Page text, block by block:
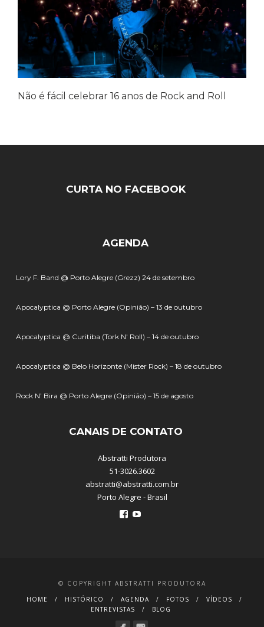
Não é fácil celebrar 16 anos de Rock and Roll
CURTA NO FACEBOOK
AGENDA
Lory F. Band @ Porto Alegre (Grezz) 24 de setembro
Apocalyptica @ Porto Alegre (Opinião) – 13 de outubro
Apocalyptica @ Curitiba (Tork N' Roll) – 14 de outubro
Apocalyptica @ Belo Horizonte (Mister Rock) – 18 de outubro
Rock N’ Bira @ Porto Alegre (Opinião) – 15 de agosto
CANAIS DE CONTATO
Abstratti Produtora
51-3026.3602
abstratti@abstratti.com.br
Porto Alegre - Brasil
Ver
© COPYRIGHT ABSTRATTI PRODUTORA
HOME
HISTÓRICO AGENDA FOTOS
VÍDEOS
ENTREVISTAS
BLOG